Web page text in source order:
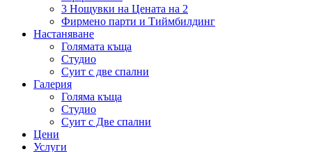
3 Нощувки на Цената на 2
Фирмено парти и Тиймбилдинг
Настаняване
Голямата къща
Студио
Суит с две спални
Галерия
Голяма къща
Студио
Суит с Две спални
Цени
Услуги